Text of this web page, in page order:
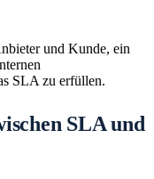
und Kunde, ein
SLA zu erfüllen.
SLA und